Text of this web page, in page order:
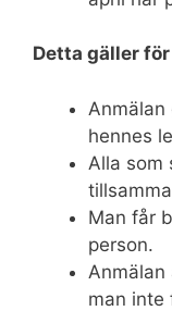
Detta gäller
hennes
Alla som
Man får
person.
man inte